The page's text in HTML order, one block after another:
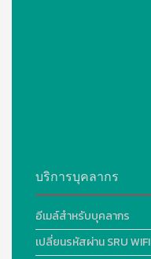
บริการบุคลากร
อีเมล์สำหรับบุคลากร
เปลี่ยนรหัสผ่าน SRU WIFI